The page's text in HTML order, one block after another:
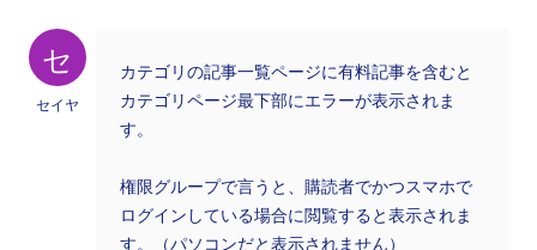
セ
セイヤ
カテゴリの記事一覧ページに有料記事を含むと
カテゴリページ最下部にエラーが表示されま
す。
権限グループで言うと、購読者でかつスマホで
ログインしている場合に閲覧すると表示されま
す。（パソコンだと表示されません）